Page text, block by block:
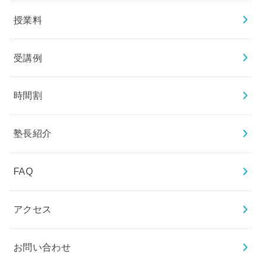
授業料
受講例
時間割
塾長紹介
FAQ
アクセス
お問い合わせ